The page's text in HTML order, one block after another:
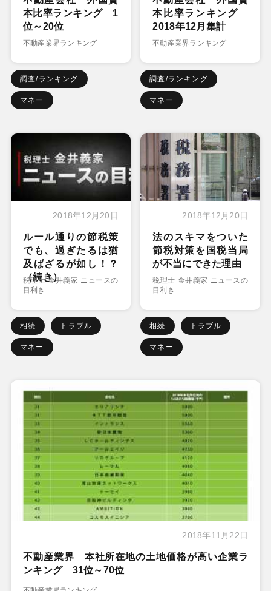
本比率ランキング 1
位～20位
不動産業界ランキング
調査/ランキング
マネー
本比率ランキング
2018年12月集計
不動産業界ランキング
調査/ランキング
マネー
2018年12月20日
ルール通りの節税策
でも、過ぎたるは猶
及ばざるが如し！？
（続き）
税理士 金井義家 ニュースの
目利き
相続 トラブル
マネー
2018年12月20日
法のスキマをついた
節税対策を国税当局
が不当にできた理由
税理士 金井義家 ニュースの
目利き
相続 トラブル
マネー
2018年11月22日
不動産業界 本社所在地の土地価格が高い企業ラ
ンキング 31位～70位